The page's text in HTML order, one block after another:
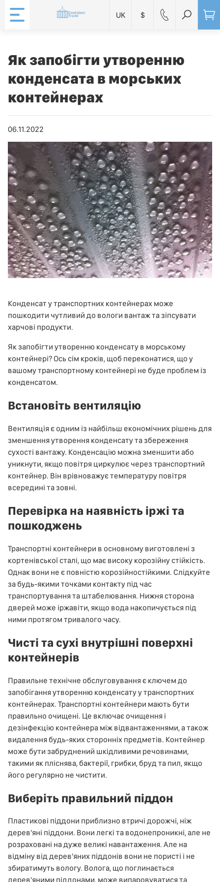
UK $
Як запобігти утворенню
конденсата в морських
контейнерах
06.11.2022
Конденсат у транспортних контейнерах може
пошкодити чутливий до вологи вантаж та зіпсувати
харчові продукти.
Як запобігти утворенню конденсату в морському
контейнері? Ось сім кроків, щоб переконатися, що у
вашому транспортному контейнері не буде проблем із
конденсатом.
Встановіть вентиляцію
Вентиляція є одним із найбільш економічних рішень для
зменшення утворення конденсату та збереження
сухості вантажу. Конденсацію можна зменшити або
уникнути, якщо повітря циркулює через транспортний
контейнер. Він врівноважує температуру повітря
всередині та зовні.
Перевірка на наявність іржі та
пошкоджень
Транспортні контейнери в основному виготовлені з
кортенівської сталі, що має високу корозійну стійкість.
Однак вони не є повністю корозійностійкими. Слідкуйте
за будь-якими точками контакту під час
транспортування та штабелювання. Нижня сторона
дверей може іржавіти, якщо вода накопичується під
ними протягом тривалого часу.
Чисті та сухі внутрішні поверхні
контейнерів
Правильне технічне обслуговування є ключем до
запобігання утворенню конденсату у транспортних
контейнерах. Транспортні контейнери мають бути
правильно очищені. Це включає очищення і
дезінфекцію контейнера між відвантаженнями, а також
видалення будь-яких сторонніх предметів. Контейнер
може бути забруднений шкідливими речовинами,
такими як пліснява, бактерії, грибки, бруд та пил, якщо
його регулярно не чистити.
Виберіть правильний піддон
Пластикові піддони приблизно втричі дорожчі, ніж
дерев'яні піддони. Вони легкі та водонепроникні, але не
розраховані на дуже великі навантаження. Але на
відміну від дерев'яних піддонів вони не пористі і не
збиратимуть вологу. Волога, що поглинається
дерев'яними піддонами, може випаровуватися та